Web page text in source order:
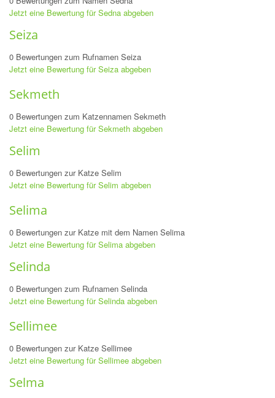
Jetzt eine Bewertung für Sedna abgeben
Seiza
0 Bewertungen zum Rufnamen Seiza
Jetzt eine Bewertung für Seiza abgeben
Sekmeth
0 Bewertungen zum Katzennamen Sekmeth
Jetzt eine Bewertung für Sekmeth abgeben
Selim
0 Bewertungen zur Katze Selim
Jetzt eine Bewertung für Selim abgeben
Selima
0 Bewertungen zur Katze mit dem Namen Selima
Jetzt eine Bewertung für Selima abgeben
Selinda
0 Bewertungen zum Rufnamen Selinda
Jetzt eine Bewertung für Selinda abgeben
Sellimee
0 Bewertungen zur Katze Sellimee
Jetzt eine Bewertung für Sellimee abgeben
Selma